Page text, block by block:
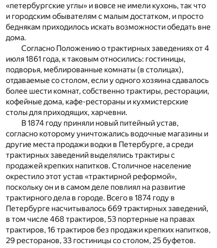
«петербургские углы» и вовсе не имели кухонь, так что
и городским обывателям с малым достатком, и просто
беднякам приходилось искать возможности обедать вне
дома.
Согласно Положению о трактирных заведениях от 4
июля 1861 года, к таковым относились: гостиницы,
подворья, меблированные комнаты (в столицах),
отдаваемые со столом, если у одного хозяина сдавалось
более шести комнат, собственно трактиры, ресторации,
кофейные дома, кафе-рестораны и кухмистерские
столы для приходящих, харчевни.
В 1874 году приняли новый питейный устав,
согласно которому уничтожались водочные магазины и
другие места продажи водки в Петербурге, а среди
трактирных заведений выделялись трактиры с
продажей крепких напитков. Столичное население
окрестило этот устав «трактирной реформой»,
поскольку он и в самом деле повлиял на развитие
трактирного дела в городе. Всего в 1874 году в
Петербурге насчитывалось 669 трактирных заведений,
в том числе 468 трактиров, 53 портерные на правах
трактиров, 16 трактиров без продажи крепких напитков,
29 ресторанов, 33 гостиницы со столом, 25 буфетов.